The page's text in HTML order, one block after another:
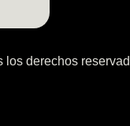
los derechos